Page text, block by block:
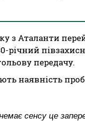
з Аталанти
передачу.
наявність
сенсу це